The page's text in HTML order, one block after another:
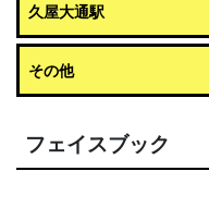
久屋大通駅
その他
フェイスブック